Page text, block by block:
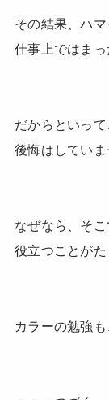
その結果、ハ
仕事上ではまっ
だからといっ
後悔はしていま
なぜなら、そ
役立つことがた
カラーの勉強も